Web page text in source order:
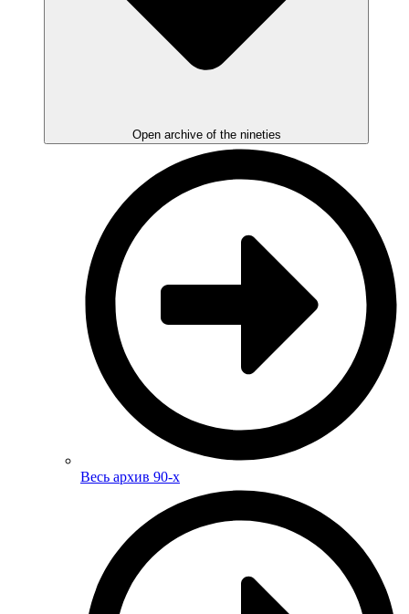
Open archive of the nineties
Весь архив 90-х